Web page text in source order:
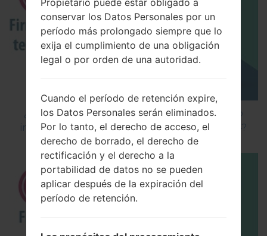
¿Cómo instalar Firmware Oficial en el teléfono
inteligente de LG mediante LG Flash Tool 2014?
Propietario puede estar obligado a
conservar los Datos Personales por un
período más prolongado siempre que lo
exija el cumplimiento de una obligación
legal o por orden de una autoridad.
Cuando el período de retención expire,
los Datos Personales serán eliminados.
Por lo tanto, el derecho de acceso, el
derecho de borrado, el derecho de
rectificación y el derecho a la
portabilidad de datos no se pueden
aplicar después de la expiración del
período de retención.